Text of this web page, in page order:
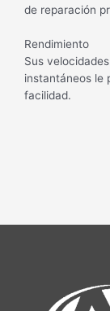
de reparación
Rendimiento
Sus
instantáneos le
facilidad.